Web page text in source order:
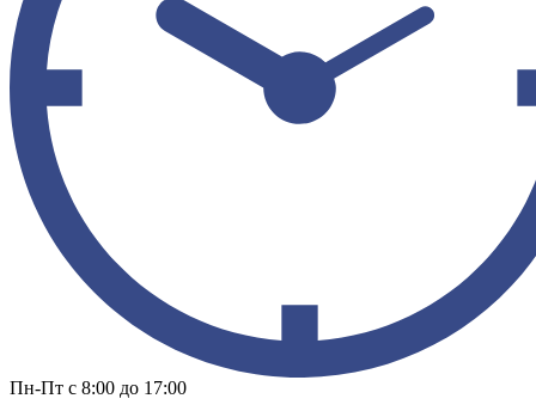
Пн-Пт с 8:00 до 17:00